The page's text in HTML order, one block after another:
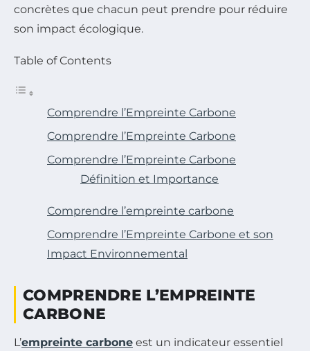
concrètes que chacun peut prendre pour réduire
son impact écologique.
Table of Contents
Comprendre l’Empreinte Carbone
Comprendre l’Empreinte Carbone
Comprendre l’Empreinte Carbone
Définition et Importance
Comprendre l’empreinte carbone
Comprendre l’Empreinte Carbone et son
Impact Environnemental
COMPRENDRE L’EMPREINTE
CARBONE
L’empreinte carbone est un indicateur essentiel